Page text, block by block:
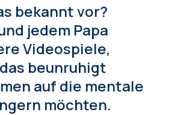
bekannt vor?
jedem Papa
Videospiele,
beunruhigt
auf die mentale
möchten.